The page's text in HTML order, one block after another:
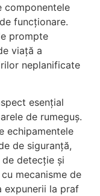
componentele
funcționare.
prompte
viață a
neplanificate
esențial
de rumeguș.
echipamentele
de siguranță,
detecție și
mecanisme de
la praf